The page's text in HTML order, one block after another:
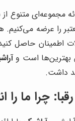
مجموعه‌ای
را عرضه
حاصل
بهترین‌ها است و
داشت.
رقبا: چرا ما